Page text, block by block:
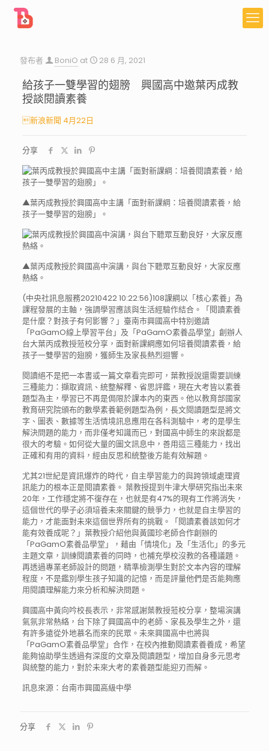
發布者 BoniO at 28 6 月, 2021
給孩子一雙學習的翅膀 興國高中邀葉丙成教
授談閱讀素養
新浪新聞 4月22日
分享
▲葉丙成教授於興國高中主講「面對新課綱：培養閱讀素養，給
孩子一雙學習的翅膀」。
▲葉丙成教授於興國高中演講，與台下聽眾互動良好，大家反應
熱絡。
(中央社訊息服務20210422 10:22:56)108課綱以「核心素養」為
課程發展的主軸，強調學習應該與生活經驗作結合。「閱讀素養
是什麼？對孩子有何影響？」臺南市興國高中特別邀請
「PaGamO線上學習平台」及「PaGamO素養品學堂」創辦人
台大葉丙成教授蒞校分享，面對新課綱應如何培養閱讀素養，給
孩子一雙學習的翅膀，獲師生及家長熱烈迴響。
閱讀絕不是把一本書或一篇文章看完即可，葉教授說還需要訓練
三種能力：擷取資訊、統整解釋、省思評鑑，現在大考皆以素養
題型為主，學習已不再是侷限於課本內的東西。他以教育部國家
教育研究院頒布的數學素養範例題型為例，長文閱讀題型是將文
字、圖表、數據等生活情境訊息應用在各科測驗中，考的是學生
解決問題的能力，而非僅考知識而已，對國高中師生的來說都是
很大的考驗。如何從大量的圖文訊息中，善用這三種能力，找出
正確和有用的資料，經由反思和統整後方能有效解題。
尤其21世紀是資訊爆炸的時代，自主學習能力的與跨領域處理資
訊能力的根本正是閱讀素養。 葉教授提到牛津大學研究指出未來
20年，工作穩定將不復存在，也就是有47%的現有工作將消失，
這個世代的學子必須培養未來關鍵的競爭力，也就是自主學習的
能力，才能面對未來這個世界所有的挑戰。「閱讀素養該如何才
能有效養成呢？」葉教授介紹他與黃國珍老師合作創辦的
「PaGamO素養品學堂」，藉由「情境化」及「生活化」的多元
主題文章，訓練閱讀素養的同時，也補充學校沒教的各種議題。
再透過專業老師設計的問題，精準檢測學生對於文本內容的理解
程度，不是鑑別學生孩子知識的記憶，而是評量他們是否能夠應
用閱讀理解能力來分析和解決問題。
興國高中黃向吟校長表示，非常感謝葉教授蒞校分享，整場演講
氣氛非常熱絡，台下除了興國高中的老師、家長及學生之外，還
有許多遠從外地慕名而來的民眾。未來興國高中也將與
「PaGamO素養品學堂」合作，在校內推動閱讀素養養成，希望
能夠協助學生透過有深度的文章及閱讀題型，增加自身多元思考
與統整的能力，對於未來大考的素養題型能迎刃而解。
訊息來源：台南市興國高級中學
分享